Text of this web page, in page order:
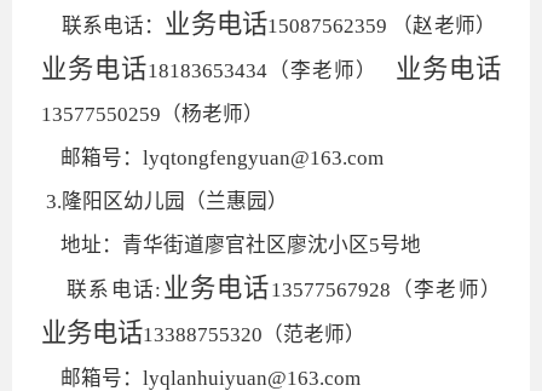
联系电话： 业务电话15087562359 （赵老师）
业务电话18183653434（李老师） 业务电话
13577550259（杨老师）
邮箱号：lyqtongfengyuan@163.com
3.隆阳区幼儿园（兰惠园）
地址：青华街道廖官社区廖沈小区5号地
联系电话: 业务电话13577567928（李老师）
业务电话13388755320（范老师）
邮箱号：lyqlanhuiyuan@163.com